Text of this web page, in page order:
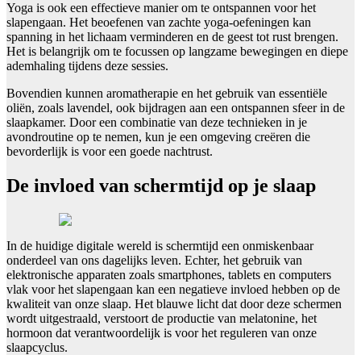
Yoga is ook een effectieve manier om te ontspannen voor het
slapengaan. Het beoefenen van zachte yoga-oefeningen kan
spanning in het lichaam verminderen en de geest tot rust brengen.
Het is belangrijk om te focussen op langzame bewegingen en diepe
ademhaling tijdens deze sessies.
Bovendien kunnen aromatherapie en het gebruik van essentiële
oliën, zoals lavendel, ook bijdragen aan een ontspannen sfeer in de
slaapkamer. Door een combinatie van deze technieken in je
avondroutine op te nemen, kun je een omgeving creëren die
bevorderlijk is voor een goede nachtrust.
De invloed van schermtijd op je slaap
In de huidige digitale wereld is schermtijd een onmiskenbaar
onderdeel van ons dagelijks leven. Echter, het gebruik van
elektronische apparaten zoals smartphones, tablets en computers
vlak voor het slapengaan kan een negatieve invloed hebben op de
kwaliteit van onze slaap. Het blauwe licht dat door deze schermen
wordt uitgestraald, verstoort de productie van melatonine, het
hormoon dat verantwoordelijk is voor het reguleren van onze
slaapcyclus.